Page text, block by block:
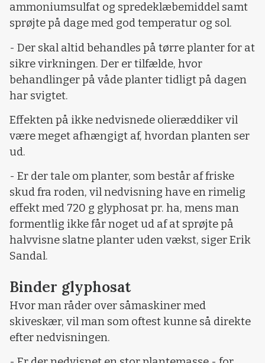
ammoniumsulfat og spredeklæbemiddel samt
sprøjte på dage med god temperatur og sol.
- Der skal altid behandles på tørre planter for at
sikre virkningen. Der er tilfælde, hvor
behandlinger på våde planter tidligt på dagen
har svigtet.
Effekten på ikke nedvisnede olieræddiker vil
være meget afhængigt af, hvordan planten ser
ud.
- Er der tale om planter, som består af friske
skud fra roden, vil nedvisning have en rimelig
effekt med 720 g glyphosat pr. ha, mens man
formentlig ikke får noget ud af at sprøjte på
halvvisne slatne planter uden vækst, siger Erik
Sandal.
Binder glyphosat
Hvor man råder over såmaskiner med
skiveskær, vil man som oftest kunne så direkte
efter nedvisningen.